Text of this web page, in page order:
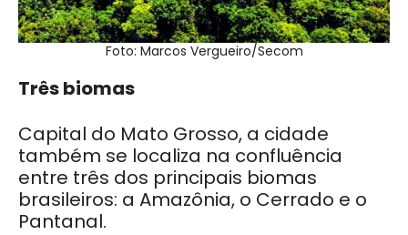
Foto: Marcos Vergueiro/Secom
Três biomas
Capital do Mato Grosso, a cidade
também se localiza na confluência
entre três dos principais biomas
brasileiros: a Amazônia, o Cerrado e o
Pantanal.